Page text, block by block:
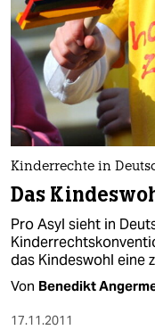
Kinderrechte in
Das
Pro Asyl sieht in
das Kindeswohl eine
Von Benedikt
17.11.2011